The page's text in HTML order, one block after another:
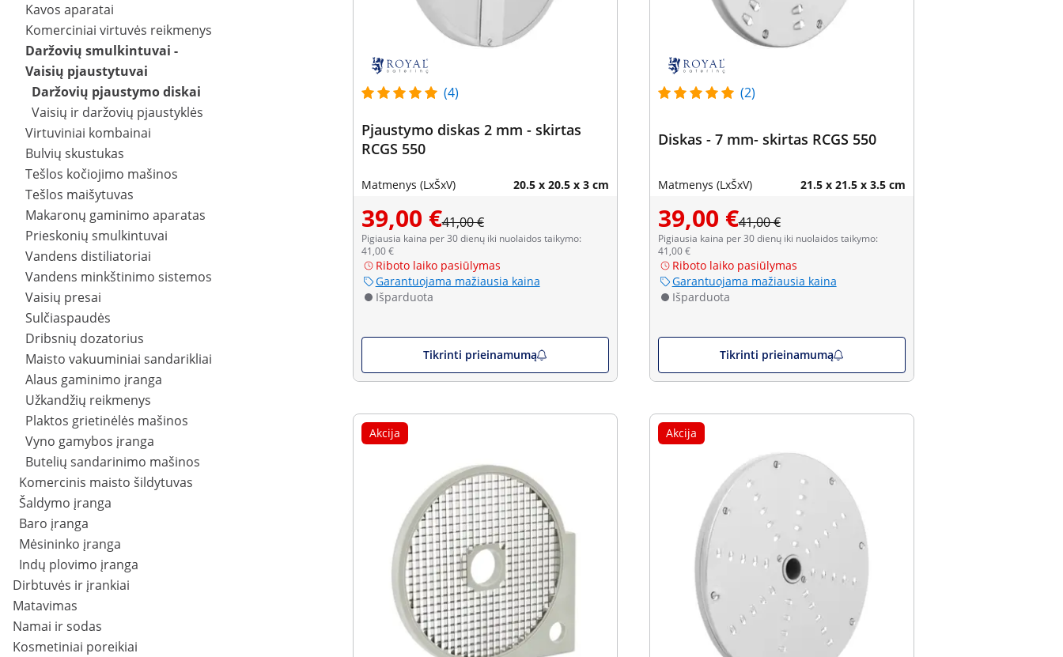
Kavos aparatai
Komerciniai virtuvės reikmenys
Daržovių smulkintuvai -
Vaisių pjaustytuvai
Daržovių pjaustymo diskai
Vaisių ir daržovių pjaustyklės
Virtuviniai kombainai
Bulvių skustukas
Tešlos kočiojimo mašinos
Tešlos maišytuvas
Makaronų gaminimo aparatas
Prieskonių smulkintuvai
Vandens distiliatoriai
Vandens minkštinimo sistemos
Vaisių presai
Sulčiaspaudės
Dribsnių dozatorius
Maisto vakuuminiai sandarikliai
Alaus gaminimo įranga
Užkandžių reikmenys
Plaktos grietinėlės mašinos
Vyno gamybos įranga
Butelių sandarinimo mašinos
Komercinis maisto šildytuvas
Šaldymo įranga
Baro įranga
Mėsininko įranga
Indų plovimo įranga
Dirbtuvės ir įrankiai
Matavimas
Namai ir sodas
Kosmetiniai poreikiai
(4)
Pjaustymo diskas 2 mm - skirtas
RCGS 550
Matmenys (LxŠxV) 20.5 x 20.5 x 3 cm
39,00 €41,00 €
Pigiausia kaina per 30 dienų iki nuolaidos taikymo:
41,00 €
Riboto laiko pasiūlymas
Garantuojama mažiausia kaina
Išparduota
Tikrinti prieinamumą
(2)
Diskas - 7 mm- skirtas RCGS 550
Matmenys (LxŠxV) 21.5 x 21.5 x 3.5 cm
39,00 €41,00 €
Pigiausia kaina per 30 dienų iki nuolaidos taikymo:
41,00 €
Riboto laiko pasiūlymas
Garantuojama mažiausia kaina
Išparduota
Tikrinti prieinamumą
Akcija Akcija